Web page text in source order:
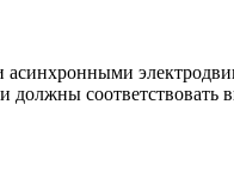
должны